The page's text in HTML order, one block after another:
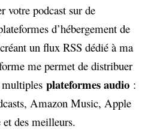
votre podcast sur de
d’hébergement de
un flux RSS dédié à ma
me permet de distribuer
multiplesplateformes audio :
Amazon Music, Apple
et des meilleurs.